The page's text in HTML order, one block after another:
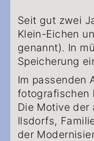
Seit gut zwei
Klein-Eichen
genannt). In
Speicherung
Im passenden
fotografischen
Die Motive
Ilsdorfs,
der